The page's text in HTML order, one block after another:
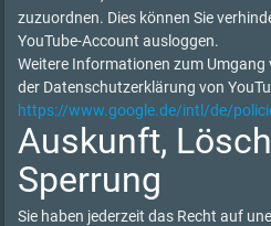
zuzuordnen. Dies können Sie
YouTube-Account ausloggen.
Weitere Informationen zum Umgang
der Datenschutzerklärung von
https://www.google.de/intl/de/
Auskunft,
Sperrung
Sie haben jederzeit das Recht auf